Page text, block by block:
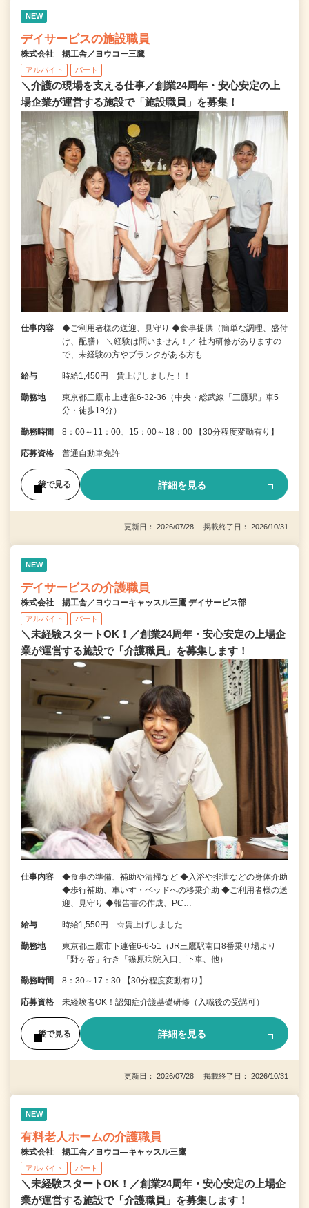
NEW
デイサービスの施設職員
株式会社 揚工舎／ヨウコー三鷹
アルバイト パート
＼介護の現場を支える仕事／創業24周年・安心安定の上
場企業が運営する施設で「施設職員」を募集！
仕事内容
◆ご利用者様の送迎、見守り ◆食事提供（簡単な調理、盛付
け、配膳） ＼経験は問いません！／ 社内研修がありますの
で、未経験の方やブランクがある方も…
給与 時給1,450円 賃上げしました！！
勤務地
東京都三鷹市上連雀6-32-36（中央・総武線「三鷹駅」車5
分・徒歩19分）
勤務時間 8：00～11：00、15：00～18：00 【30分程度変動有り】
応募資格 普通自動車免許
後で見る 詳細を見る
更新日： 2026/07/28 掲載終了日： 2026/10/31
NEW
デイサービスの介護職員
株式会社 揚工舎／ヨウコーキャッスル三鷹 デイサービス部
アルバイト パート
＼未経験スタートOK！／創業24周年・安心安定の上場企
業が運営する施設で「介護職員」を募集します！
仕事内容
◆食事の準備、補助や清掃など ◆入浴や排泄などの身体介助
◆歩行補助、車いす・ベッドへの移乗介助 ◆ご利用者様の送
迎、見守り ◆報告書の作成、PC…
給与 時給1,550円 ☆賃上げしました
勤務地
東京都三鷹市下連雀6-6-51（JR三鷹駅南口8番乗り場より
「野ヶ谷」行き「篠原病院入口」下車、他）
勤務時間 8：30～17：30 【30分程度変動有り】
応募資格 未経験者OK！認知症介護基礎研修（入職後の受講可）
後で見る 詳細を見る
更新日： 2026/07/28 掲載終了日： 2026/10/31
NEW
有料老人ホームの介護職員
株式会社 揚工舎／ヨウコ―キャッスル三鷹
アルバイト パート
＼未経験スタートOK！／創業24周年・安心安定の上場企
業が運営する施設で「介護職員」を募集します！